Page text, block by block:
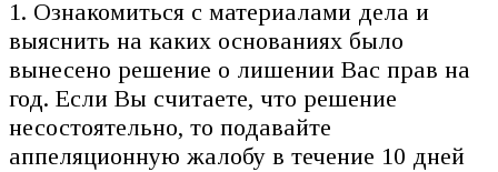
1. Ознакомиться с материалами дела и
выяснить на каких основаниях было
вынесено решение о лишении Вас прав на
год. Если Вы считаете, что решение
несостоятельно, то подавайте
аппеляционную жалобу в течение 10 дней